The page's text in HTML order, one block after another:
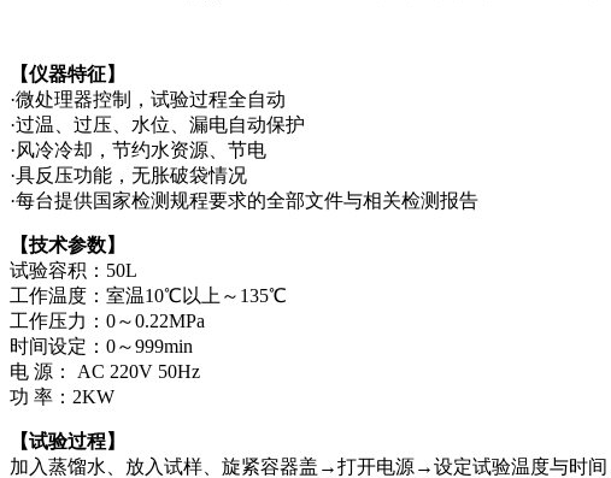
【仪器特征】
·微处理器控制，试验过程全自动
·过温、过压、水位、漏电自动保护
·风冷冷却，节约水资源、节电
·具反压功能，无胀破袋情况
·每台提供国家检测规程要求的全部文件与相关检测报告
【技术参数】
试验容积：50L
工作温度：室温10℃以上～135℃
工作压力：0～0.22MPa
时间设定：0～999min
电 源： AC 220V 50Hz
功 率：2KW
【试验过程】
加入蒸馏水、放入试样、旋紧容器盖→打开电源→设定试验温度与时